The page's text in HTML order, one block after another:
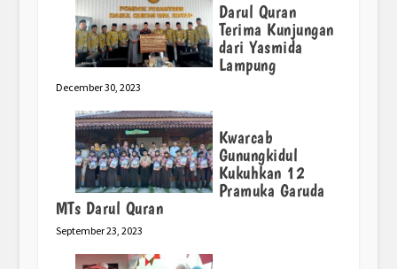
Darul Quran
Terima Kunjungan
dari Yasmida
Lampung
December 30, 2023
Kwarcab
Gunungkidul
Kukuhkan 12
Pramuka Garuda
MTs Darul Quran
September 23, 2023